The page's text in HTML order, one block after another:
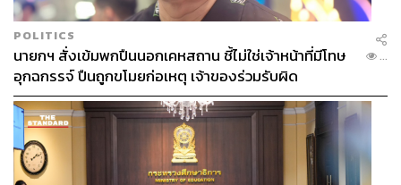
POLITICS
นายกฯ สั่งเข้มพกปืนนอกเคหสถาน ชี้ไม่ใช่เจ้าหน้าที่มีโทษ
อุกฉกรรจ์ ปืนถูกขโมยก่อเหตุ เจ้าของร่วมรับผิด
...